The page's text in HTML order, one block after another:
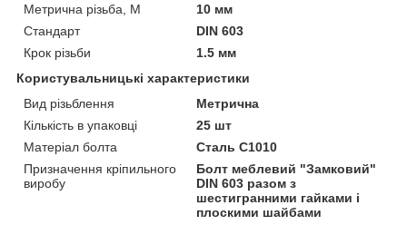
Метрична різьба, М
10 мм
Стандарт
DIN 603
Крок різьби
1.5 мм
Користувальницькі характеристики
Вид різьблення
Метрична
Кількість в упаковці
25 шт
Матеріал болта
Сталь С1010
Призначення кріпильного
виробу
Болт меблевий "Замковий"
DIN 603 разом з
шестигранними гайками і
плоскими шайбами